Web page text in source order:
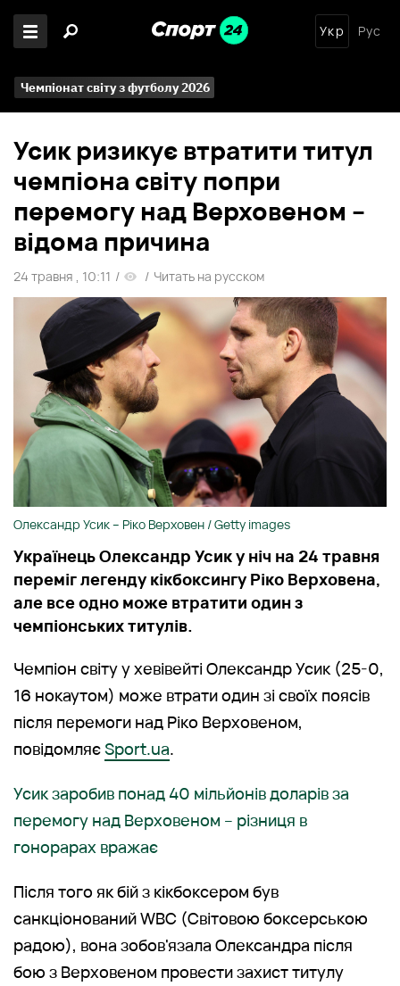
Укр Рус
Чемпіонат світу з футболу 2026
Усик ризикує втратити титул
чемпіона світу попри
перемогу над Верховеном –
відома причина
24 травня , 10:11 / / Читать на русском
Олександр Усик – Ріко Верховен / Getty images
Українець Олександр Усик у ніч на 24 травня
переміг легенду кікбоксингу Ріко Верховена,
але все одно може втратити один з
чемпіонських титулів.
Чемпіон світу у хевівейті Олександр Усик (25-0,
16 нокаутом) може втрати один зі своїх поясів
після перемоги над Ріко Верховеном,
повідомляєSport.ua.
Усик заробив понад 40 мільйонів доларів за
перемогу над Верховеном – різниця в
гонорарах вражає
Після того як бій з кікбоксером був
санкціонований WBC (Світовою боксерською
радою), вона зобов'язала Олександра після
бою з Верховеном провести захист титулу